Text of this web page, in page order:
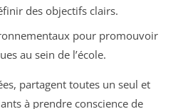
des objectifs clairs.
pour promouvoir
au sein de l’école.
partagent toutes un seul et
à prendre conscience de